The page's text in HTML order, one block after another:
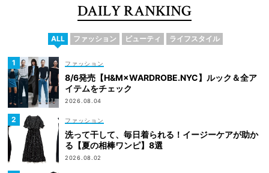
DAILY RANKING
ALL ファッション ビューティ ライフスタイル
ファッション
8/6発売【H&M×WARDROBE.NYC】ルック＆全ア
イテムをチェック
2026.08.04
ファッション
洗って干して、毎日着られる！イージーケアが助か
る【夏の相棒ワンピ】8選
2026.08.02